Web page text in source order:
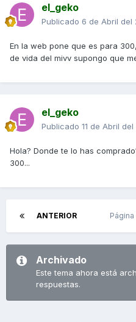
el_geko
Publicado 6 de Abril del
En la web pone que es para
de vida del mivv supongo que
el_geko
Publicado 11 de Abril del
Hola? Donde te lo has
300...
ANTERIOR Página
Archivado
Este tema ahora está
respuestas.